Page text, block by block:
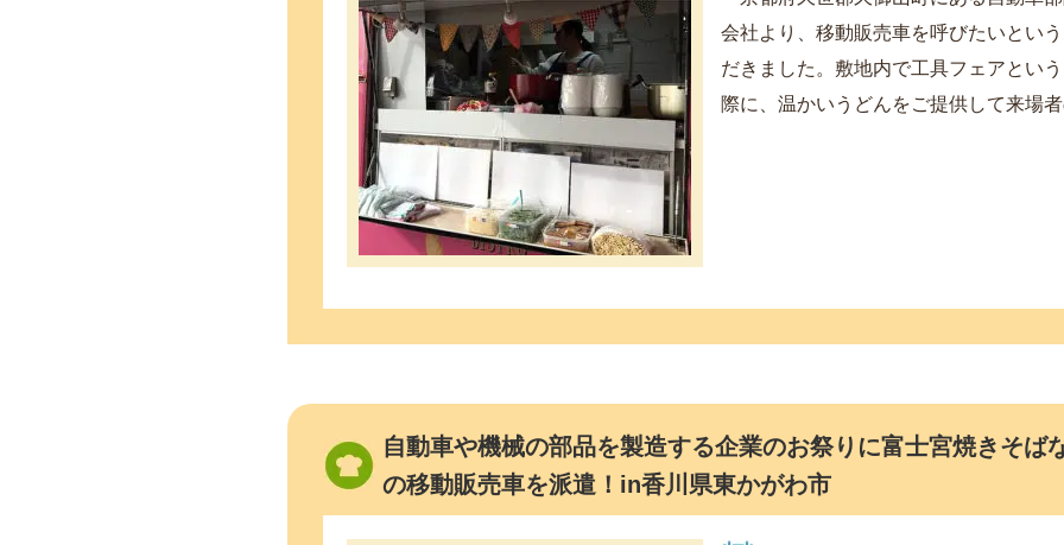
会社より、移動販売車を呼びたいとい
だきました。敷地内で工具フェアとい
際に、温かいうどんをご提供して来場
自動車や機械の部品を製造する企業のお祭りに富士宮焼きそば
の移動販売車を派遣！in香川県東かがわ市